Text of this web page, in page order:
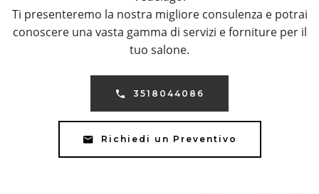
Ti presenteremo la nostra migliore consulenza e potrai
conoscere una vasta gamma di servizi e forniture per il
tuo salone.
3518044086
Richiedi un Preventivo